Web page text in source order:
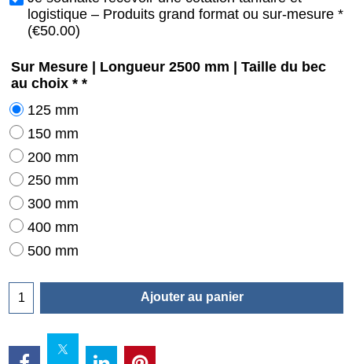
logistique – Produits grand format ou sur-mesure *
(€50.00)
Sur Mesure | Longueur 2500 mm | Taille du bec
au choix * *
125 mm
150 mm
200 mm
250 mm
300 mm
400 mm
500 mm
Ajouter au panier